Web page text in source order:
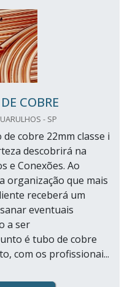
COBRE
- SP
cobre 22mm classe i
descobrirá na
e Conexões. Ao
organização que mais
receberá um
eventuais
a ser
é tubo de cobre
com os profissionai...